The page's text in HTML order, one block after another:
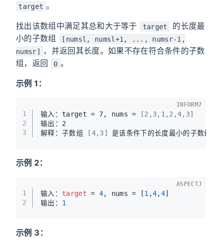
target 。
找出该数组中满足其总和大于等于 target
的长度最
小的子数组
[numsl, numsl+1, ..., numsr-1,
numsr] ，并返回其长度。如果不存在符合条件的子数
组，返回
0 。
示例 1：
1
2
3
输入：target = 7, nums =
[2,3,1,2,4,3]
输出：2
解释：子数组
[4,3] 是该条件下的长度最小的子数组。
INFORM7
示例 2：
1
2
输入： target = 4, nums = [1 ,4,4]
输出： 1
ASPECTJ
示例 3：